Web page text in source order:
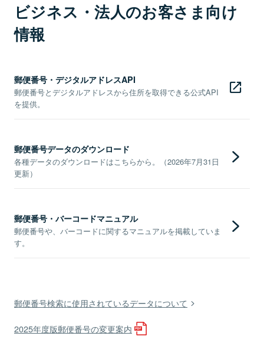
ビジネス・法人のお客さま向け
情報
郵便番号・デジタルアドレスAPI
郵便番号とデジタルアドレスから住所を取得できる公式API
を提供。
郵便番号データのダウンロード
各種データのダウンロードはこちらから。（2026年7月31日
更新）
郵便番号・バーコードマニュアル
郵便番号や、バーコードに関するマニュアルを掲載していま
す。
郵便番号検索に使用されているデータについて
2025年度版郵便番号の変更案内